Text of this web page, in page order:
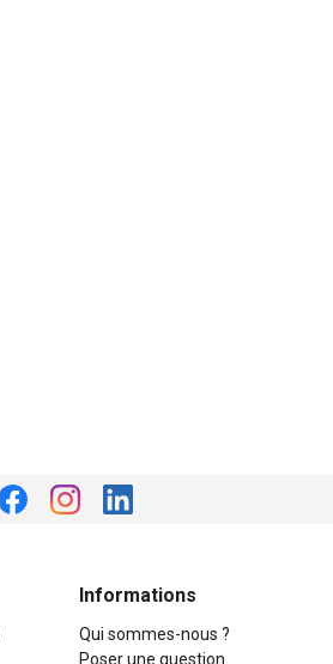
Informations
Qui sommes-nous ?
Poser une question